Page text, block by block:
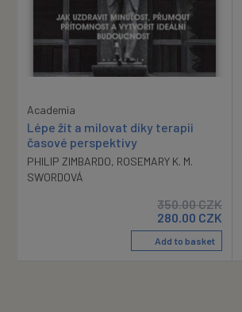
Academia
Lépe žít a milovat díky terapii
časové perspektivy
PHILIP ZIMBARDO, ROSEMARY K. M.
SWORDOVÁ
350.00CZK
280.00 CZK
Add to basket